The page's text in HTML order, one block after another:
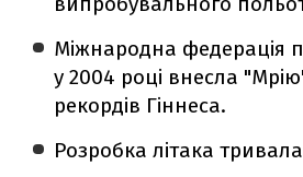
Міжнародна федерація
у 2004 році внесла
рекордів Гіннеса.
Розробка літака